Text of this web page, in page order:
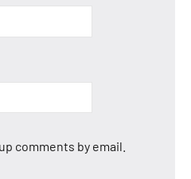
comments by email.